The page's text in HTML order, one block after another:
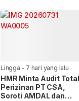
TNI 2026
Lingga - 7 hari yang lalu
HMR Minta Audit Total
Perizinan PT CSA,
Soroti AMDAL dan